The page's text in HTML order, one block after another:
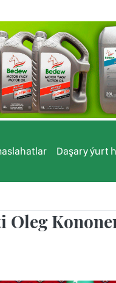
Daşary ýurt